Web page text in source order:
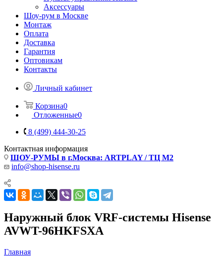
Аксессуары
Шоу-рум в Москве
Монтаж
Оплата
Доставка
Гарантия
Оптовикам
Контакты
Личный кабинет
Корзина0
Отложенные0
8 (499) 444-30-25
Контактная информация
ШОУ-РУМЫ в г.Москва: ARTPLAY / ТЦ М2
info@shop-hisense.ru
Наружный блок VRF-системы Hisense
AVWT-96HKFSXA
Главная